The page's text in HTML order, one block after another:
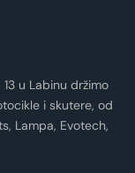
u Labinu držimo
i skutere, od
Lampa, Evotech,